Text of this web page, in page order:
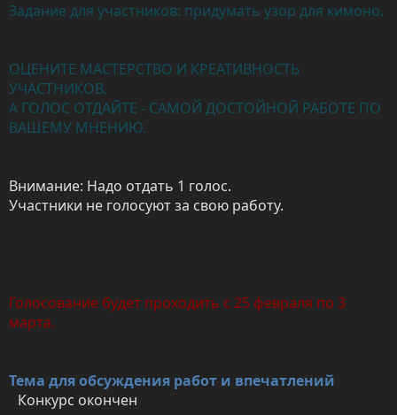
Задание для участников: придумать узор для кимоно.
ОЦЕНИТЕ МАСТЕРСТВО И КРЕАТИВНОСТЬ
УЧАСТНИКОВ.
А ГОЛОС ОТДАЙТЕ - САМОЙ ДОСТОЙНОЙ РАБОТЕ ПО
ВАШЕМУ МНЕНИЮ.
Внимание: Надо отдать 1 голос.
Участники не голосуют за свою работу.
Голосование будет проходить с 25 февраля по 3
марта.
Тема для обсуждения работ и впечатлений
Конкурс окончен